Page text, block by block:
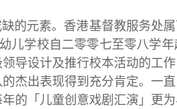
元素。香港基督教服务处
学校自二零零七至零八学
导设计及推行校本活动的工
杰出表现得到充分肯定。一
的「儿童创意戏剧汇演」更